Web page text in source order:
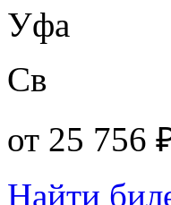
Уфа
Св
от 25 756
Найти